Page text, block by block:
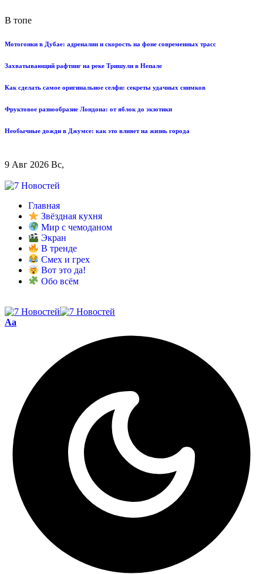
В топе
Мотогонки в Дубае: адреналин и скорость на фоне современных трасс
Захватывающий рафтинг на реке Тришули в Непале
Как сделать самое оригинальное селфи: секреты удачных снимков
Фруктовое разнообразие Лондона: от яблок до экзотики
Необычные дожди в Джумсе: как это влияет на жизнь города
9 Авг 2026 Вс,
Главная
Звёздная кухня
Мир с чемоданом
Экран
В тренде
Смех и грех
Вот это да!
Обо всём
Aa